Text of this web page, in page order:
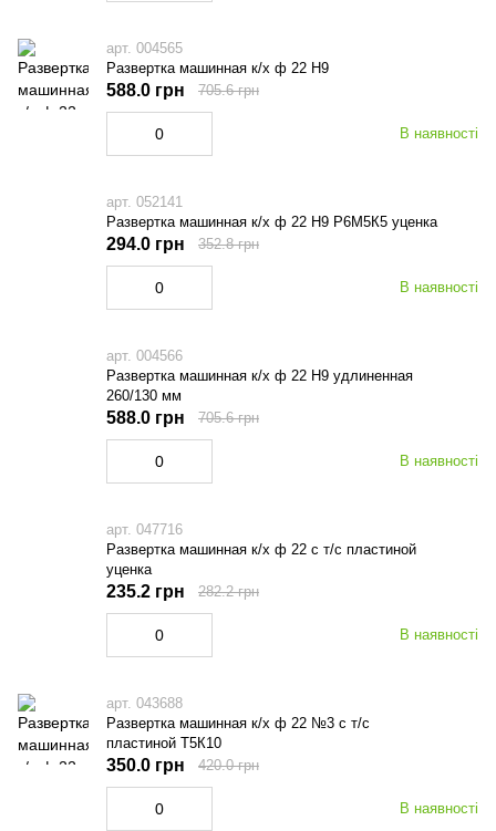
арт. 004565
Развертка машинная к/х ф 22 Н9
В наявності
588.0 грн 705.6 грн
арт. 052141
Развертка машинная к/х ф 22 Н9 Р6М5К5 уценка
В наявності
294.0 грн 352.8 грн
арт. 004566
Развертка машинная к/х ф 22 Н9 удлиненная
260/130 мм
В наявності
588.0 грн 705.6 грн
арт. 047716
Развертка машинная к/х ф 22 с т/с пластиной
уценка
В наявності
235.2 грн 282.2 грн
арт. 043688
Развертка машинная к/х ф 22 №3 с т/с
пластиной Т5К10
В наявності
350.0 грн 420.0 грн